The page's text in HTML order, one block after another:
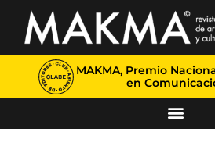
MAKMA, Premio
en